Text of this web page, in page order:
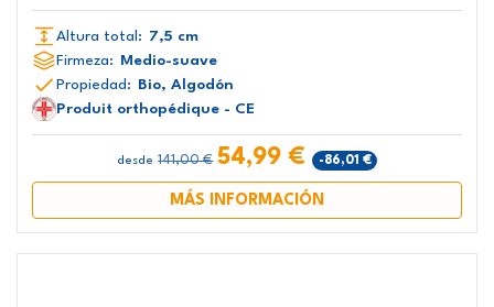
Altura total: 7,5 cm
Firmeza: Medio-suave
Propiedad: Bio, Algodón
Produit orthopédique - CE
desde 141,00 € 54,99 € -86,01 €
MÁS INFORMACIÓN